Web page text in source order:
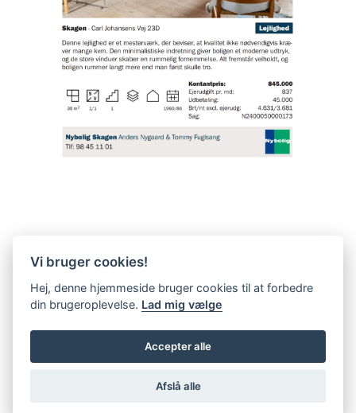
Vi bruger cookies!
Hej, denne hjemmeside bruger cookies til at forbedre
din brugeroplevelse. Lad mig vælge
Accepter alle
Afslå alle